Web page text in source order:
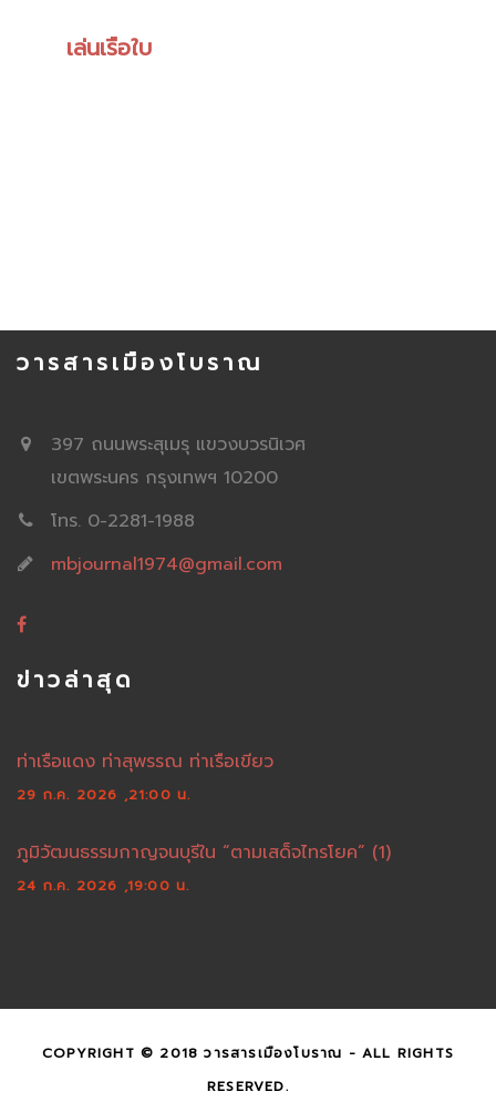
เล่นเรือใบ
วารสารเมืองโบราณ
397 ถนนพระสุเมรุ แขวงบวรนิเวศ
เขตพระนคร กรุงเทพฯ 10200
โทร. 0-2281-1988
mbjournal1974@gmail.com
ข่าวล่าสุด
ท่าเรือแดง ท่าสุพรรณ ท่าเรือเขียว
29 ก.ค. 2026 ,21:00 น.
ภูมิวัฒนธรรมกาญจนบุรีใน “ตามเสด็จไทรโยค” (1)
24 ก.ค. 2026 ,19:00 น.
COPYRIGHT © 2018 วารสารเมืองโบราณ - ALL RIGHTS
RESERVED.